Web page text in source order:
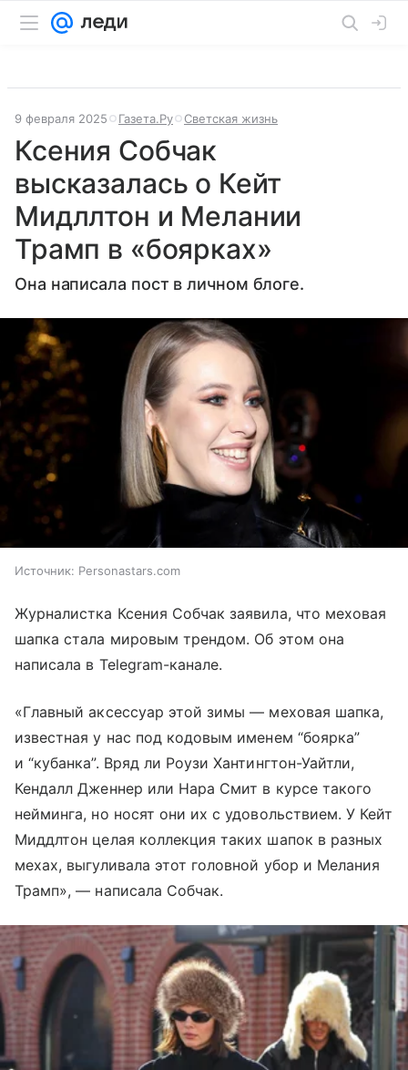
9 февраля 2025 Газета.Ру Светская жизнь
Ксения Собчак
высказалась о Кейт
Мидллтон и Мелании
Трамп в «боярках»
Она написала пост в личном блоге.
Источник: Personastars.com
Журналистка Ксения Собчак заявила, что меховая
шапка стала мировым трендом. Об этом она
написала в Telegram-канале.
«Главный аксессуар этой зимы — меховая шапка,
известная у нас под кодовым именем “боярка”
и “кубанка”. Вряд ли Роузи Хантингтон-Уайтли,
Кендалл Дженнер или Нара Смит в курсе такого
нейминга, но носят они их с удовольствием. У Кейт
Миддлтон целая коллекция таких шапок в разных
мехах, выгуливала этот головной убор и Мелания
Трамп», — написала Собчак.